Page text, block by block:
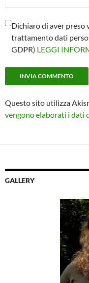
Dichiaro di aver preso
trattamento dati
GDPR) LEGGI
Questo sito utilizza
vengono elaborati i dati
GALLERY